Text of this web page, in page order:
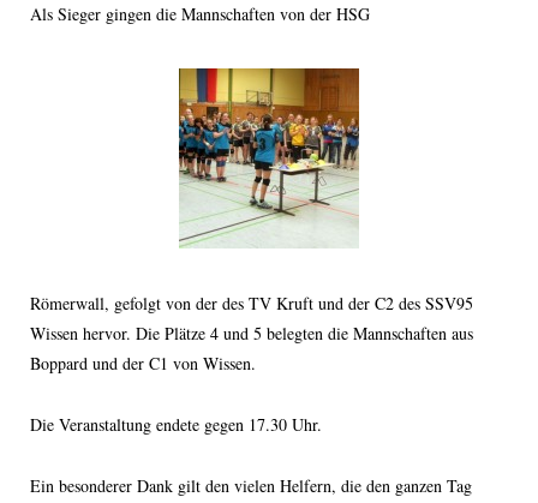
Als Sieger gingen die Mannschaften von der HSG
Römerwall, gefolgt von der des TV Kruft und der C2 des SSV95
Wissen hervor. Die Plätze 4 und 5 belegten die Mannschaften aus
Boppard und der C1 von Wissen.
Die Veranstaltung endete gegen 17.30 Uhr.
Ein besonderer Dank gilt den vielen Helfern, die den ganzen Tag